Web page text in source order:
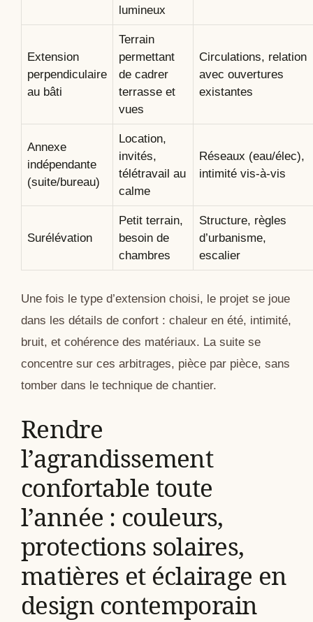
lumineux
Extension
perpendiculaire
au bâti
Terrain
permettant
de cadrer
terrasse et
vues
Circulations, relation
avec ouvertures
existantes
Annexe
indépendante
(suite/bureau)
Location,
invités,
télétravail au
calme
Réseaux (eau/élec),
intimité vis-à-vis
Surélévation
Petit terrain,
besoin de
chambres
Structure, règles
d’urbanisme,
escalier
Une fois le type d’extension choisi, le projet se joue
dans les détails de confort : chaleur en été, intimité,
bruit, et cohérence des matériaux. La suite se
concentre sur ces arbitrages, pièce par pièce, sans
tomber dans le technique de chantier.
Rendre
l’agrandissement
confortable toute
l’année : couleurs,
protections solaires,
matières et éclairage en
design contemporain